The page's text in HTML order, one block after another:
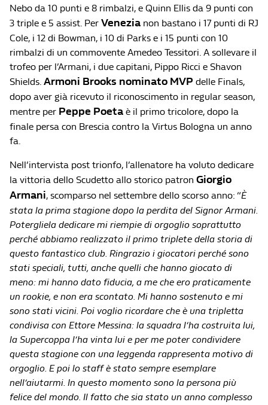
Nebo da 10 punti e 8 rimbalzi, e Quinn Ellis da 9 punti con
3 triple e 5 assist. Per Venezia non bastano i 17 punti di RJ
Cole, i 12 di Bowman, i 10 di Parks e i 15 punti con 10
rimbalzi di un commovente Amedeo Tessitori. A sollevare il
trofeo per l’Armani, i due capitani, Pippo Ricci e Shavon
Shields. Armoni Brooks nominato MVP delle Finals,
dopo aver già ricevuto il riconoscimento in regular season,
mentre per Peppe Poeta è il primo tricolore, dopo la
finale persa con Brescia contro la Virtus Bologna un anno
fa.
Nell’intervista post trionfo, l’allenatore ha voluto dedicare
la vittoria dello Scudetto allo storico patron Giorgio
Armani, scomparso nel settembre dello scorso anno: “È
stata la prima stagione dopo la perdita del Signor Armani.
Potergliela dedicare mi riempie di orgoglio soprattutto
perché abbiamo realizzato il primo triplete della storia di
questo fantastico club. Ringrazio i giocatori perché sono
stati speciali, tutti, anche quelli che hanno giocato di
meno: mi hanno dato fiducia, a me che ero praticamente
un rookie, e non era scontato. Mi hanno sostenuto e mi
sono stati vicini. Poi voglio ricordare che è una tripletta
condivisa con Ettore Messina: la squadra l’ha costruita lui,
la Supercoppa l’ha vinta lui e per me poter condividere
questa stagione con una leggenda rappresenta motivo di
orgoglio. E poi lo staff è stato sempre esemplare
nell’aiutarmi. In questo momento sono la persona più
felice del mondo. Il fatto che sia stato un anno complesso